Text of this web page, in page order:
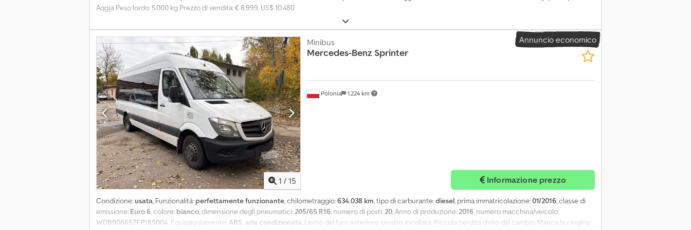
Aqgja Peso lordo: 5.000 kg Prezzo di vendita: € 8.999, US$ 10.480
Annuncio economico
1 / 15
Polonia 1.224 km
Minibus
Mercedes-Benz Sprinter
Informazione prezzo
Condizione:usata, Funzionalità: perfettamente funzionante, chilometraggio:634.038 km, tipo di carburante:diesel, prima immatricolazione:01/2016, classe di
emissione: Euro 6, colore: bianco, dimensione degli pneumatici:205/65 R16, numero di posti:20, Anno di produzione:2016, numero macchina/veicolo:
WDB906657FP185004, Equipaggiamento: ABS, aria condizionata, Lente del faro anteriore sinistro incollata. Piccola perdita d’olio dal cambio. Manca la cinghia